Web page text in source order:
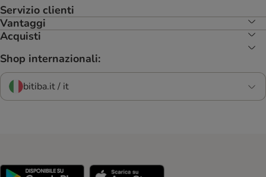
Servizio clienti
Vantaggi
Acquisti
Shop internazionali:
bitiba.it / it